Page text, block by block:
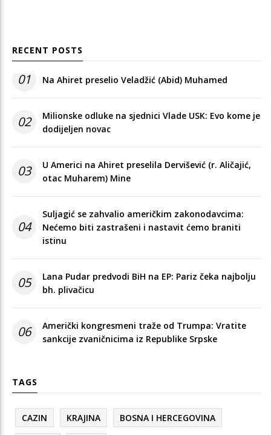
RECENT POSTS
01 Na Ahiret preselio Veladžić (Abid) Muhamed
02
Milionske odluke na sjednici Vlade USK: Evo kome je
dodijeljen novac
03
U Americi na Ahiret preselila Dervišević (r. Aličajić,
otac Muharem) Mine
04
Suljagić se zahvalio američkim zakonodavcima:
Nećemo biti zastrašeni i nastavit ćemo braniti
istinu
05
Lana Pudar predvodi BiH na EP: Pariz čeka najbolju
bh. plivačicu
06
Američki kongresmeni traže od Trumpa: Vratite
sankcije zvaničnicima iz Republike Srpske
TAGS
CAZIN KRAJINA BOSNA I HERCEGOVINA